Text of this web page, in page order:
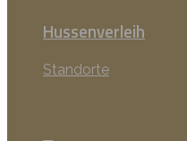
Hussenverleih
Standorte